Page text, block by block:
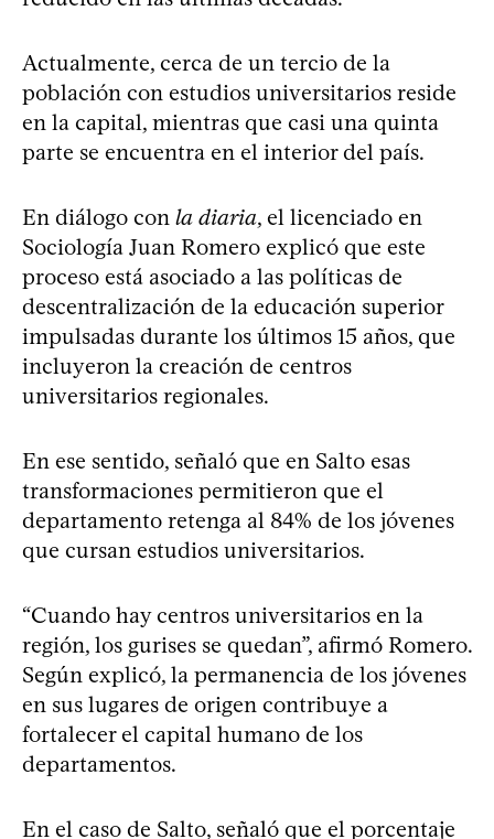
Actualmente, cerca de un tercio de la
población con estudios universitarios reside
en la capital, mientras que casi una quinta
parte se encuentra en el interior del país.
En diálogo con la diaria, el licenciado en
Sociología Juan Romero explicó que este
proceso está asociado a las políticas de
descentralización de la educación superior
impulsadas durante los últimos 15 años, que
incluyeron la creación de centros
universitarios regionales.
En ese sentido, señaló que en Salto esas
transformaciones permitieron que el
departamento retenga al 84% de los jóvenes
que cursan estudios universitarios.
“Cuando hay centros universitarios en la
región, los gurises se quedan”, afirmó Romero.
Según explicó, la permanencia de los jóvenes
en sus lugares de origen contribuye a
fortalecer el capital humano de los
departamentos.
En el caso de Salto, señaló que el porcentaje